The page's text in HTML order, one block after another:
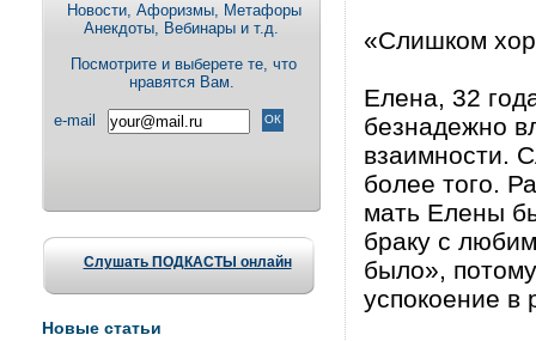
Новости, Aфоризмы, Метафоры
Анекдоты, Вебинары и т.д.
Посмотрите и выберете те, что
нравятся Вам.
e-mail
Слушать ПОДКАСТЫ онлайн
Новые статьи
«Слишком
Елена, 32
безнадежно
взаимности.
более того.
мать Елены
браку с
было»,
успокоение в